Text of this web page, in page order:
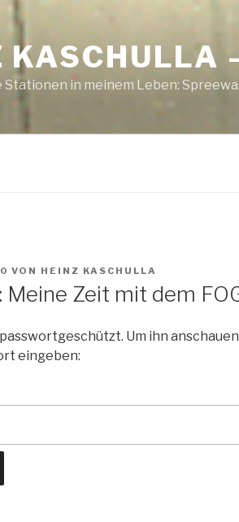
KASCHULLA
in meinem Leben:
VON HEINZ KASCHULLA
Zeit mit dem
Um ihn
eingeben: